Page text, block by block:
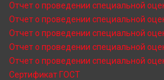
Отчет о проведении специальной
Отчет о проведении специальной
Отчет о проведении специальной
Отчет о проведении специальной
Отчет о проведении специальной
Сертификат ГОСТ